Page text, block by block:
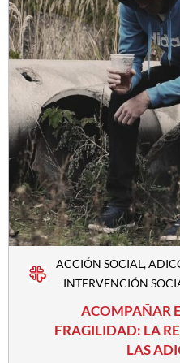
ACCIÓN SOCIAL,
INTERVENCIÓN
ACOMPAÑAR
FRAGILIDAD: LA
LAS